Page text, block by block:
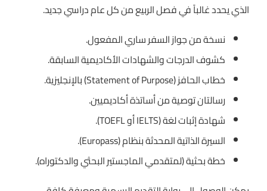
الذي يحدد غالباً في فصل الربيع من كل عام دراسي جديد.
نسخة من جواز السفر ساري المفعول.
كشوف الدرجات والشهادات الأكاديمية السابقة.
خطاب الحافز (Statement of Purpose) بالإنجليزية.
رسالتان توصية من أساتذة أكاديميين.
شهادة إثبات لغة (IELTS أو TOEFL).
السيرة الذاتية المحدثة بنظام (Europass).
خطة بحثية (لمتقدمي الماجستير البحثي والدكتوراه).